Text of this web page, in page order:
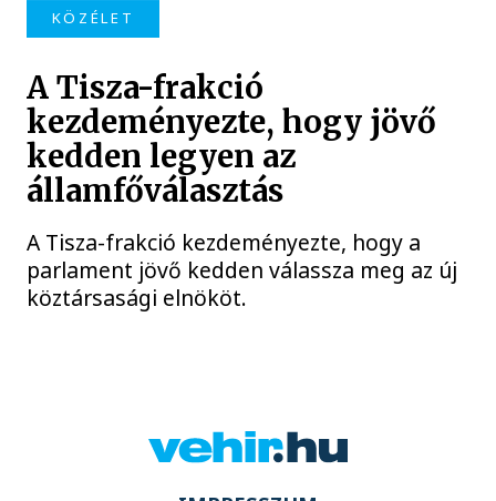
KÖZÉLET
A Tisza-frakció
kezdeményezte, hogy jövő
kedden legyen az
államfőválasztás
A Tisza-frakció kezdeményezte, hogy a
parlament jövő kedden válassza meg az új
köztársasági elnököt.